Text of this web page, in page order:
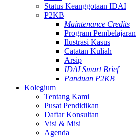
Status Keanggotaan IDAI
P2KB
Maintenance Credits
Program
Ilustrasi Kasus
Catatan Kuliah
Arsip
IDAI Smart Brief
Panduan P2KB
Kolegium
Tentang Kami
Pusat Pendidikan
Daftar Konsultan
Visi & Misi
Agenda